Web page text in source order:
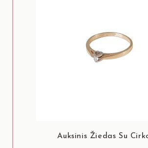
Auksinis Žiedas Su